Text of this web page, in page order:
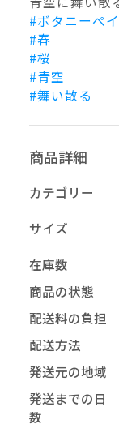
縦
幅
#ボタニーペ
#春
#桜
#青空
#舞い散る
商品詳細
カテゴリー
サイズ
在庫数
商品の状態
配送料の負担
配送方法
発送元の地域
発送までの日
数